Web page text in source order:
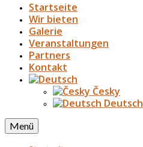
Startseite
Wir bieten
Galerie
Veranstaltungen
Partners
Kontakt
Česky
Deutsch
Menü